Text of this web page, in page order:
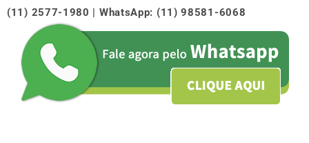
(11) 2577-1980 | WhatsApp: (11) 98581-6068